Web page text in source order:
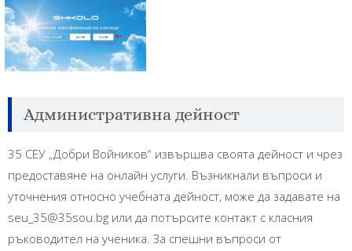
Административна дейност
35 СЕУ „Добри Войников“ извършва своята дейност и чрез
предоставяне на онлайн услуги. Възникнали въпроси и
уточнения относно учебната дейност, може да задавате на
seu_35@35sou.bg или да потърсите контакт с класния
ръководител на ученика. За спешни въпроси от